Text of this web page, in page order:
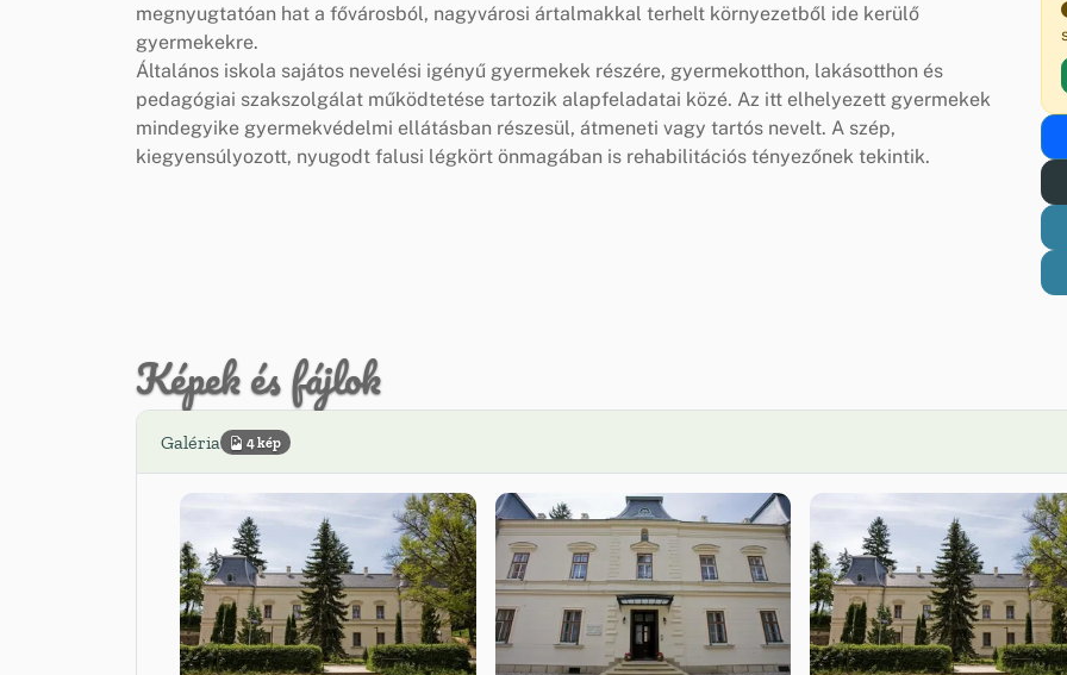
megnyugtatóan hat a fővárosból, nagyvárosi ártalmakkal terhelt környezetből ide kerülő
gyermekekre.
Általános iskola sajátos nevelési igényű gyermekek részére, gyermekotthon, lakásotthon és
pedagógiai szakszolgálat működtetése tartozik alapfeladatai közé. Az itt elhelyezett gyermekek
mindegyike gyermekvédelmi ellátásban részesül, átmeneti vagy tartós nevelt. A szép,
kiegyensúlyozott, nyugodt falusi légkört önmagában is rehabilitációs tényezőnek tekintik.
Képek és fájlok
Galéria 4 kép